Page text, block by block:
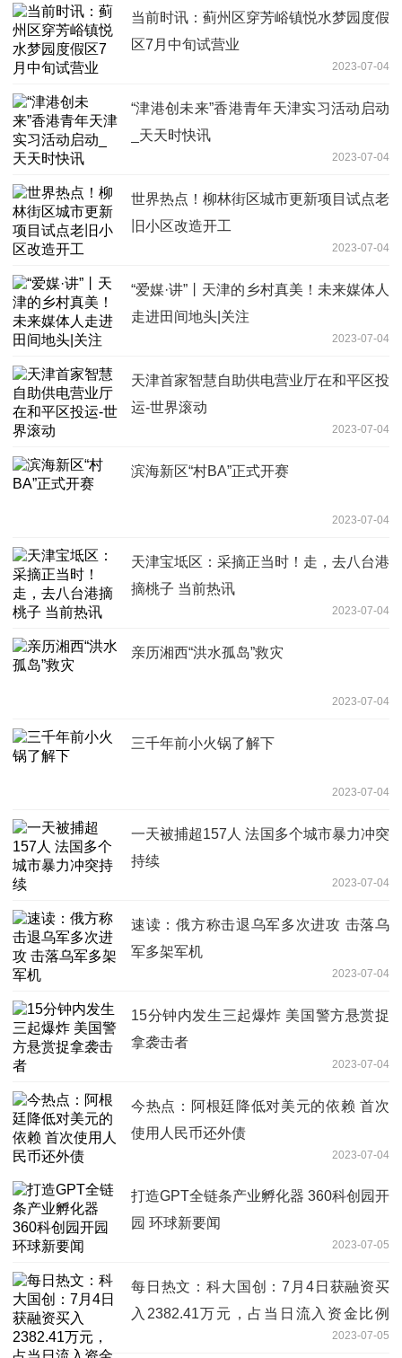
当前时讯：蓟州区穿芳峪镇悦水梦园度假
区7月中旬试营业
2023-07-04
“津港创未来”香港青年天津实习活动启动
_天天时快讯
2023-07-04
世界热点！柳林街区城市更新项目试点老
旧小区改造开工
2023-07-04
“爱媒·讲”丨天津的乡村真美！未来媒体人
走进田间地头|关注
2023-07-04
天津首家智慧自助供电营业厅在和平区投
运-世界滚动
2023-07-04
滨海新区“村BA”正式开赛
2023-07-04
天津宝坻区：采摘正当时！走，去八台港
摘桃子 当前热讯
2023-07-04
亲历湘西“洪水孤岛”救灾
2023-07-04
三千年前小火锅了解下
2023-07-04
一天被捕超157人 法国多个城市暴力冲突
持续
2023-07-04
速读：俄方称击退乌军多次进攻 击落乌
军多架军机
2023-07-04
15分钟内发生三起爆炸 美国警方悬赏捉
拿袭击者
2023-07-04
今热点：阿根廷降低对美元的依赖 首次
使用人民币还外债
2023-07-04
打造GPT全链条产业孵化器 360科创园开
园 环球新要闻
2023-07-05
每日热文：科大国创：7月4日获融资买
入2382.41万元，占当日流入资金比例
2023-07-05